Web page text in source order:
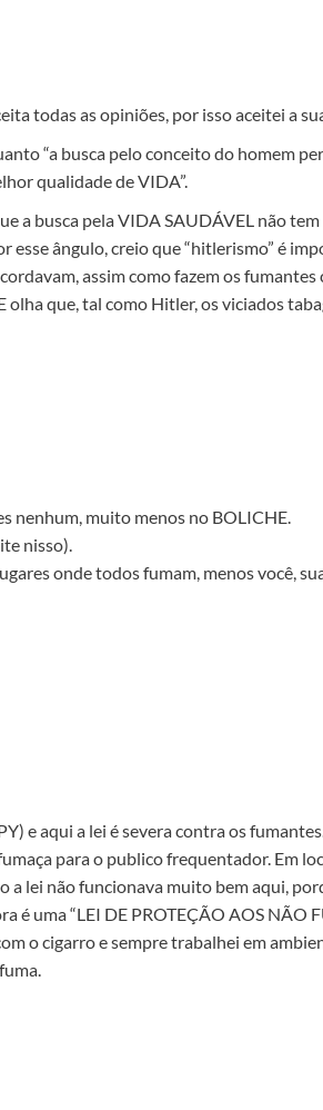
todas as opiniões, por isso aceitei a
“a busca pelo conceito do homem
qualidade de VIDA”.
a busca pela VIDA SAUDÁVEL não
esse ângulo, creio que “hitlerismo” é
assim como fazem os fumantes
que, tal como Hitler, os viciados
nenhum, muito menos no BOLICHE.
nisso).
onde todos fumam, menos você,
e aqui a lei é severa contra os
para o publico frequentador. Em
a lei não funcionava muito bem aqui,
é uma “LEI DE PROTEÇÃO AOS NÃO
o cigarro e sempre trabalhei em